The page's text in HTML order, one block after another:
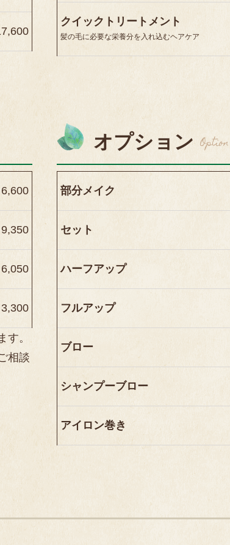
クイックトリートメント
髪の毛に必要な栄養分を入れ込むヘアケア
6,600
9,350
6,050
3,300
。
相談
オプション Option
部分メイク
セット
ハーフアップ
フルアップ
ブロー
シャンプーブロー
アイロン巻き